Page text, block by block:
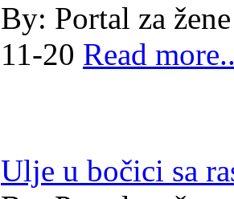
By: Portal za žene
11-20 Read
Ulje u bočici sa